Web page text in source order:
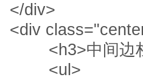
</div>
<div
<h3>中间边
<ul>